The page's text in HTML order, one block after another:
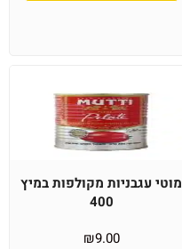
מוטי עגבניות מקולפות במיץ
400
₪9.00